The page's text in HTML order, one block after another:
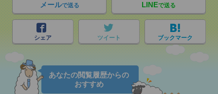
メールで送る LINEで送る
シェア ツイート ブックマーク
あなたの閲覧履歴からの
おすすめ